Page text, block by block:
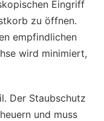
Eingriff
zu öffnen.
empfindlichen
wird minimiert,
Der Staubschutz
und muss